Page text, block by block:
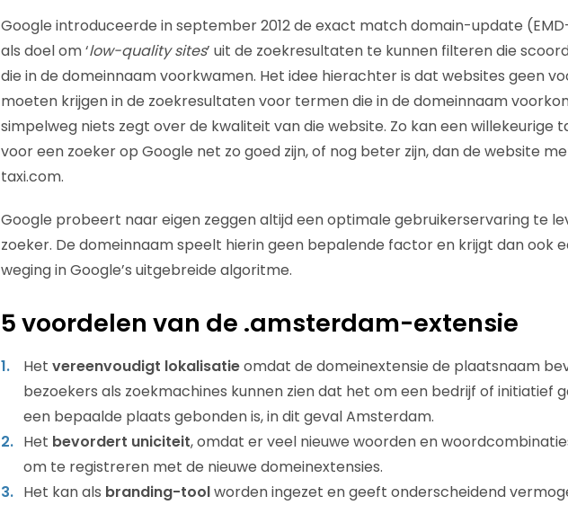
Google introduceerde in september 2012 de exact match domain-update
als doel om ‘low-quality sites’ uit de zoekresultaten te kunnen filteren die
die in de domeinnaam voorkwamen. Het idee hierachter is dat websites geen
moeten krijgen in de zoekresultaten voor termen die in de domeinnaam
simpelweg niets zegt over de kwaliteit van die website. Zo kan een willekeurige
voor een zoeker op Google net zo goed zijn, of nog beter zijn, dan de website
taxi.com.
Google probeert naar eigen zeggen altijd een optimale gebruikerservaring te
zoeker. De domeinnaam speelt hierin geen bepalende factor en krijgt dan ook
weging in Google’s uitgebreide algoritme.
5 voordelen van de .amsterdam-extensie
Het vereenvoudigt lokalisatieomdat de domeinextensie de plaatsnaam
bezoekers als zoekmachines kunnen zien dat het om een bedrijf of initiatief
een bepaalde plaats gebonden is, in dit geval Amsterdam.
Het bevordert uniciteit, omdat er veel nieuwe woorden en
om te registreren met de nieuwe domeinextensies.
Het kan als branding-toolworden ingezet en geeft onderscheidend